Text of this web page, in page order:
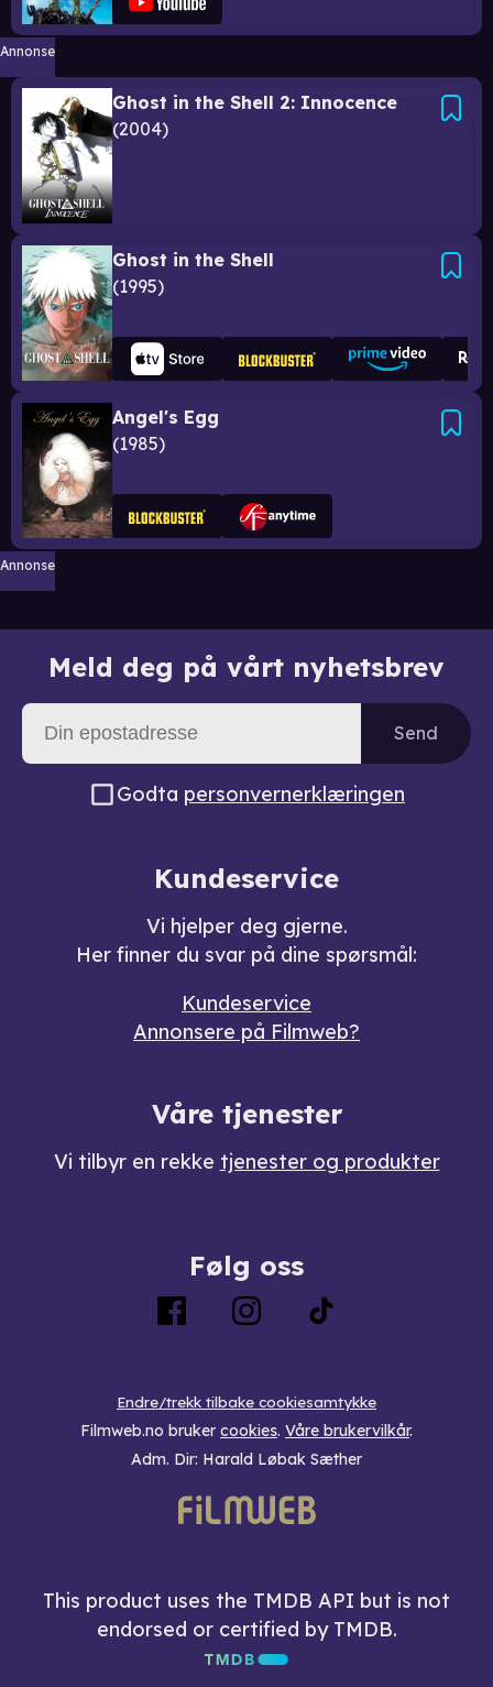
Annonse
Ghost in the Shell 2: Innocence
2004
Ghost in the Shell
1995
Angel's Egg
1985
Annonse
Meld deg på vårt nyhetsbrev
Send
Godta personvernerklæringen
Kundeservice
Vi hjelper deg gjerne.
Her finner du svar på dine spørsmål:
Kundeservice
Annonsere på Filmweb?
Våre tjenester
Vi tilbyr en rekke tjenester og produkter
Følg oss
Endre/trekk tilbake cookiesamtykke
Filmweb.no bruker cookies. Våre brukervilkår.
Adm. Dir: Harald Løbak Sæther
This product uses the TMDB API but is not
endorsed or certified by TMDB.